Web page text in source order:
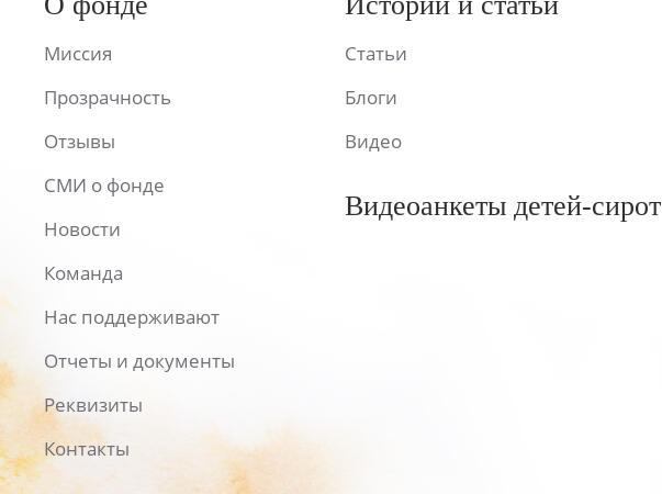
Миссия
Прозрачность
Отзывы
СМИ о фонде
Новости
Команда
Нас поддерживают
Отчеты и документы
Реквизиты
Контакты
Статьи
Блоги
Видео
Видеоанкеты детей-сирот